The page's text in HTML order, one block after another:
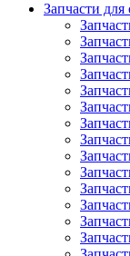
Запчасти